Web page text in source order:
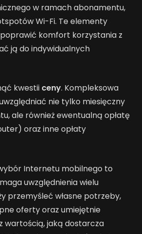
w ramach abonamentu,
Wi-Fi. Te elementy
komfort korzystania z
ją do indywidualnych
kwestii ceny. Kompleksowa
nie tylko miesięczny
ale również ewentualną opłatę
oraz inne opłaty
Internetu mobilnego to
uwzględnienia wielu
przemyśleć własne potrzeby,
oferty oraz umiejętnie
wartością, jaką dostarcza